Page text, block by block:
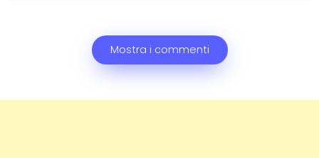
Mostra i commenti